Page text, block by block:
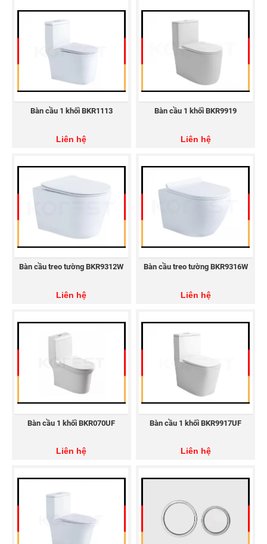
BVKT Chân chậu rửa lavabo treo tường CKR6688AVC
Bàn cầu 1 khối BKR1113
Liên hệ
Bàn cầu 1 khối BKR9919
Liên hệ
Bàn cầu treo tường BKR9312W
Liên hệ
Bàn cầu treo tường BKR9316W
Liên hệ
Bàn cầu 1 khối BKR070UF
Liên hệ
Bàn cầu 1 khối BKR9917UF
Liên hệ